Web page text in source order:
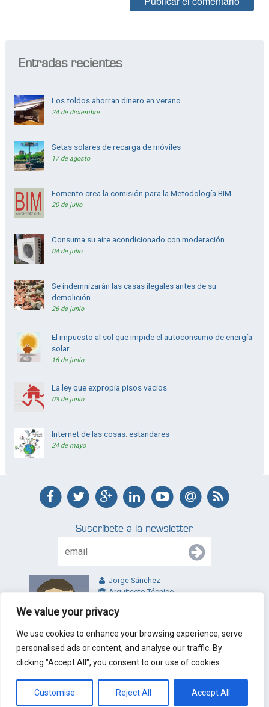
We value your privacy
We use cookies to enhance your browsing experience, serve
personalised ads or content, and analyse our traffic. By
clicking "Accept All", you consent to our use of cookies.
Customise Reject All Accept All
Entradas recientes
Los toldos ahorran dinero en verano
24 de diciembre
Setas solares de recarga de móviles
17 de agosto
Fomento crea la comisión para la Metodología BIM
20 de julio
Consuma su aire acondicionado con moderación
04 de julio
Se indemnizarán las casas ilegales antes de su
demolición
26 de junio
El impuesto al sol que impide el autoconsumo de energía
solar
16 de junio
La ley que expropia pisos vacios
03 de junio
Internet de las cosas: estandares
24 de mayo
Suscríbete a la newsletter
Jorge Sánchez
Arquitecto Técnico
Valladolid - España
© 2010 - 2026 J&L Arquitectos Técnicos. Todos los derechos
reservados.Nota Legal|Politica de privacidad|Condiciones de
contratación|Mapa del web
Diseño y desarrollo web:Xferica